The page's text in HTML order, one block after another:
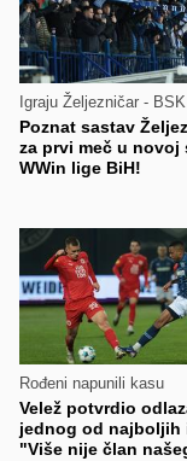
Igraju Željezničar - BSK
Poznat sastav
za prvi meč u novoj
WWin lige BiH!
Rođeni napunili kasu
Velež potvrdio
jednog od najboljih
"Više nije član